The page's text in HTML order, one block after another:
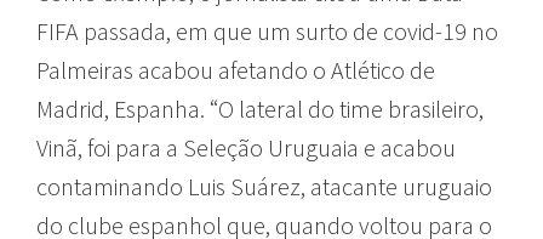
FIFA passada, em que um surto de covid-19 no
Palmeiras acabou afetando o Atlético de
Madrid, Espanha. “O lateral do time brasileiro,
Vinã, foi para a Seleção Uruguaia e acabou
contaminando Luis Suárez, atacante uruguaio
do clube espanhol que, quando voltou para o